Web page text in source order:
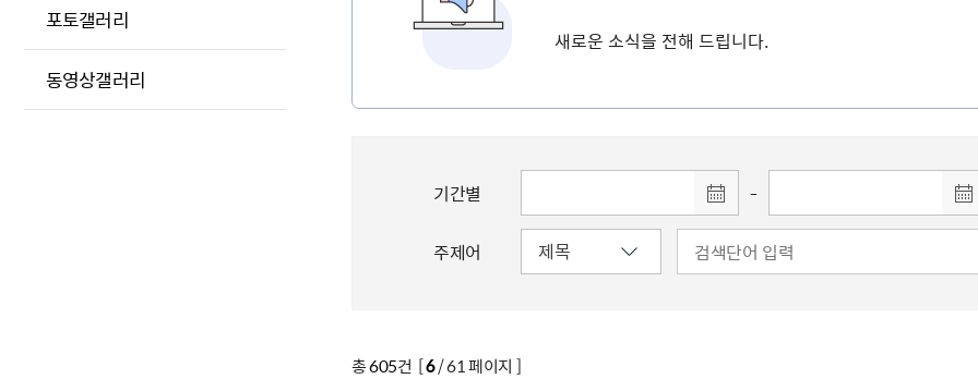
포토갤러리
동영상갤러리
새로운 소식을 전해 드립니다.
기간별 -
주제어
총605건 [6/ 61 페이지 ]